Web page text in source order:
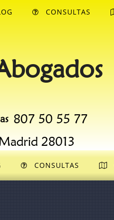
807 50 55 77
28013
CONSULTAS
CONSULTAS